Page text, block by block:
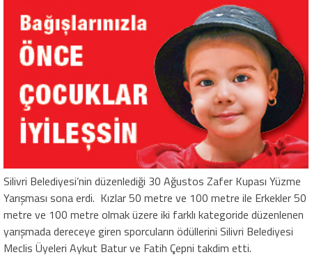
Silivri Belediyesi’nin düzenlediği 30 Ağustos Zafer Kupası Yüzme
Yarışması sona erdi. Kızlar 50 metre ve 100 metre ile Erkekler 50
metre ve 100 metre olmak üzere iki farklı kategoride düzenlenen
yarışmada dereceye giren sporcuların ödüllerini Silivri Belediyesi
Meclis Üyeleri Aykut Batur ve Fatih Çepni takdim etti.